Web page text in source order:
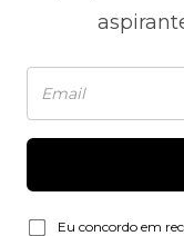
Eu concordo em